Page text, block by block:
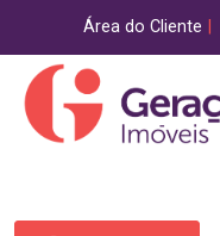
Área do Cliente